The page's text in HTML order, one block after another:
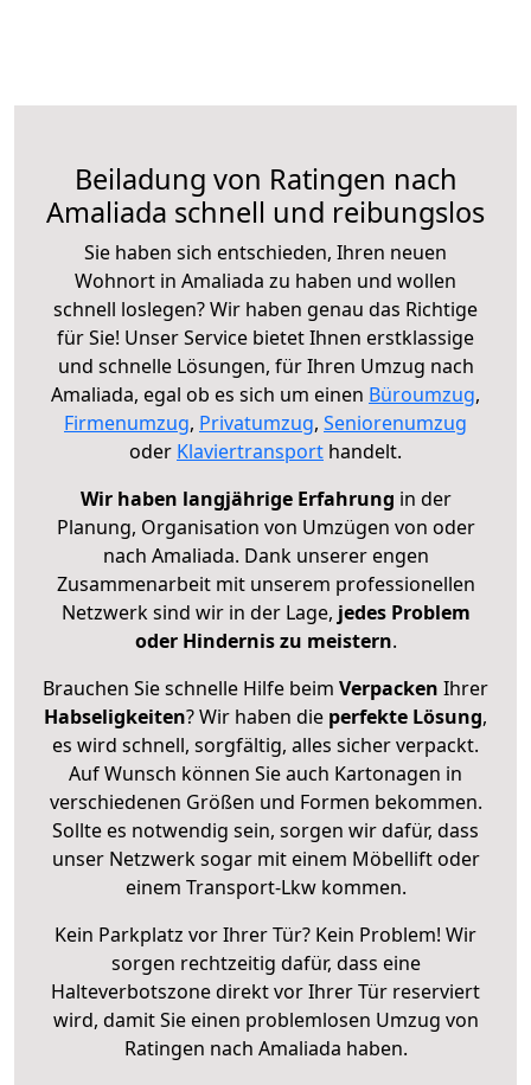
Beiladung von Ratingen nach
Amaliada schnell und reibungslos
Sie haben sich entschieden, Ihren neuen
Wohnort in Amaliada zu haben und wollen
schnell loslegen? Wir haben genau das Richtige
für Sie! Unser Service bietet Ihnen erstklassige
und schnelle Lösungen, für Ihren Umzug nach
Amaliada, egal ob es sich um einen Büroumzug,
Firmenumzug, Privatumzug, Seniorenumzug
oder Klaviertransport handelt.
Wir haben langjährige Erfahrung in der
Planung, Organisation von Umzügen von oder
nach Amaliada. Dank unserer engen
Zusammenarbeit mit unserem professionellen
Netzwerk sind wir in der Lage, jedes Problem
oder Hindernis zu meistern.
Brauchen Sie schnelle Hilfe beim Verpacken Ihrer
Habseligkeiten? Wir haben die perfekte Lösung,
es wird schnell, sorgfältig, alles sicher verpackt.
Auf Wunsch können Sie auch Kartonagen in
verschiedenen Größen und Formen bekommen.
Sollte es notwendig sein, sorgen wir dafür, dass
unser Netzwerk sogar mit einem Möbellift oder
einem Transport-Lkw kommen.
Kein Parkplatz vor Ihrer Tür? Kein Problem! Wir
sorgen rechtzeitig dafür, dass eine
Halteverbotszone direkt vor Ihrer Tür reserviert
wird, damit Sie einen problemlosen Umzug von
Ratingen nach Amaliada haben.